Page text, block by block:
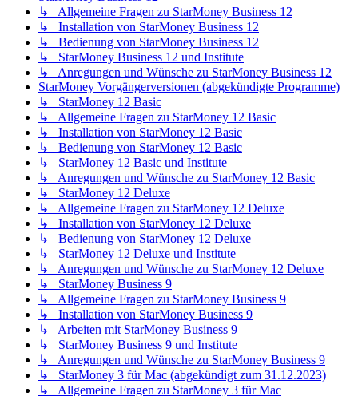
↳ Allgemeine Fragen zu StarMoney Business 12
↳ Installation von StarMoney Business 12
↳ Bedienung von StarMoney Business 12
↳ StarMoney Business 12 und Institute
↳ Anregungen und Wünsche zu StarMoney Business 12
StarMoney Vorgängerversionen (abgekündigte Programme)
↳ StarMoney 12 Basic
↳ Allgemeine Fragen zu StarMoney 12 Basic
↳ Installation von StarMoney 12 Basic
↳ Bedienung von StarMoney 12 Basic
↳ StarMoney 12 Basic und Institute
↳ Anregungen und Wünsche zu StarMoney 12 Basic
↳ StarMoney 12 Deluxe
↳ Allgemeine Fragen zu StarMoney 12 Deluxe
↳ Installation von StarMoney 12 Deluxe
↳ Bedienung von StarMoney 12 Deluxe
↳ StarMoney 12 Deluxe und Institute
↳ Anregungen und Wünsche zu StarMoney 12 Deluxe
↳ StarMoney Business 9
↳ Allgemeine Fragen zu StarMoney Business 9
↳ Installation von StarMoney Business 9
↳ Arbeiten mit StarMoney Business 9
↳ StarMoney Business 9 und Institute
↳ Anregungen und Wünsche zu StarMoney Business 9
↳ StarMoney 3 für Mac (abgekündigt zum 31.12.2023)
↳ Allgemeine Fragen zu StarMoney 3 für Mac